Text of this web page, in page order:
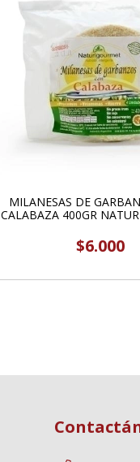
MILANESAS DE
CALABAZA 400GR
$6.000